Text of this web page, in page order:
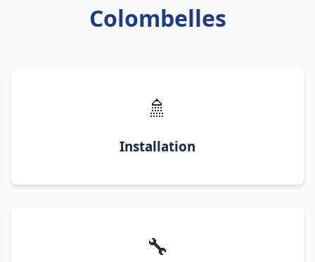
Colombelles
🚿
Installation
🔧